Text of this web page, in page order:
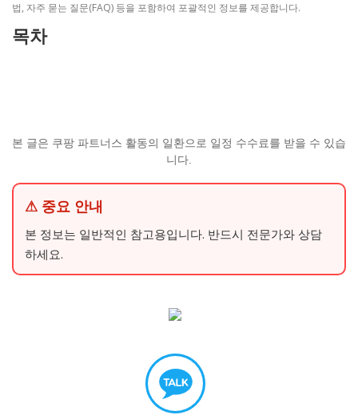
법, 자주 묻는 질문(FAQ) 등을 포함하여 포괄적인 정보를 제공합니다.
목차
본 글은 쿠팡 파트너스 활동의 일환으로 일정 수수료를 받을 수 있습
니다.
⚠ 중요 안내
본 정보는 일반적인 참고용입니다. 반드시 전문가와 상담
하세요.